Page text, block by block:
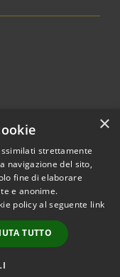
© 2026 • Comune di
• Powered by
•
Accesso
redazione
×
strettamente
navigazione del sito,
fine di elaborare
e anonime.
policy al seguente link
TUTTO